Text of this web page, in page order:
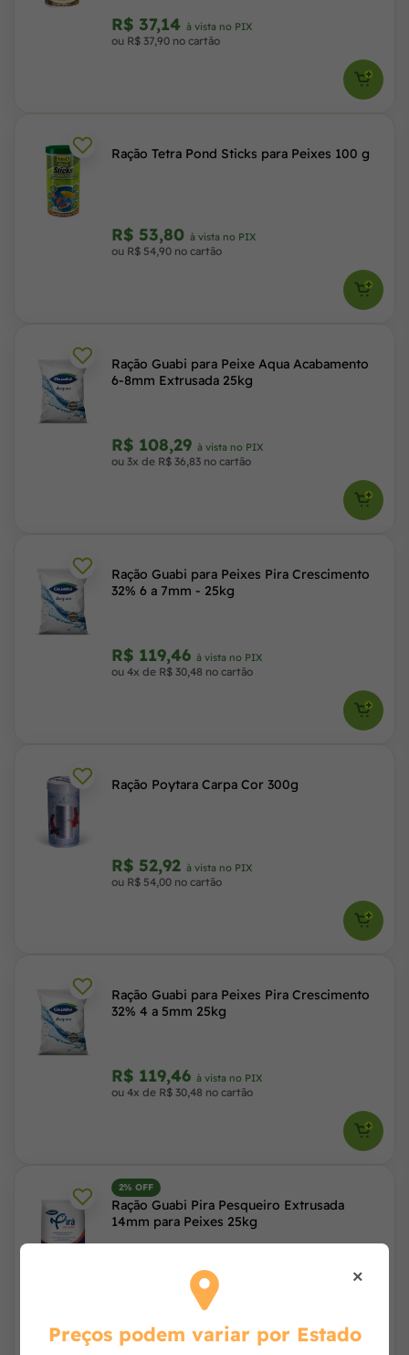
R$ 37,14 à vista no PIX
ou R$ 37,90 no cartão
Ração Tetra Pond Sticks para Peixes 100 g
R$ 53,80 à vista no PIX
ou R$ 54,90 no cartão
Ração Guabi para Peixe Aqua Acabamento
6-8mm Extrusada 25kg
R$ 108,29 à vista no PIX
ou 3x de R$ 36,83 no cartão
Ração Guabi para Peixes Pira Crescimento
32% 6 a 7mm - 25kg
R$ 119,46 à vista no PIX
ou 4x de R$ 30,48 no cartão
Ração Poytara Carpa Cor 300g
R$ 52,92 à vista no PIX
ou R$ 54,00 no cartão
Ração Guabi para Peixes Pira Crescimento
32% 4 a 5mm 25kg
R$ 119,46 à vista no PIX
ou 4x de R$ 30,48 no cartão
2% OFF
Ração Guabi Pira Pesqueiro Extrusada
14mm para Peixes 25kg
R$ 101,92 à vista no PIX
ou 3x de R$ 34,67 no cartão
×
Preços podem variar por Estado